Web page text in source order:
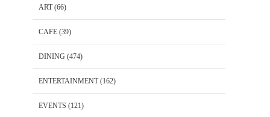
ART(66)
CAFE (39)
DINING (474)
ENTERTAINMENT(162)
EVENTS (121)